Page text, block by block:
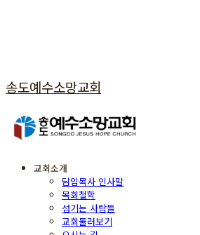
송도예수소망교회
교회소개
담임목사 인사말
목회철학
섬기는 사람들
교회둘러보기